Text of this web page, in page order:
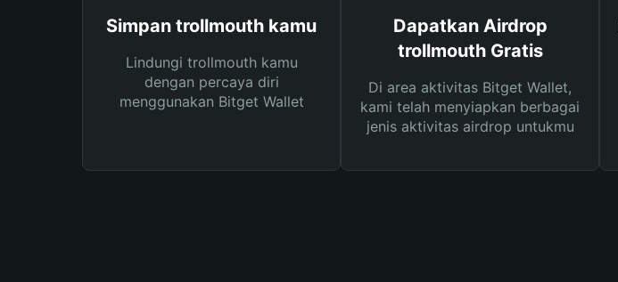
Simpan trollmouth kamu
Lindungi trollmouth kamu
dengan percaya diri
menggunakan Bitget Wallet
Dapatkan Airdrop
trollmouth Gratis
Di area aktivitas Bitget Wallet,
kami telah menyiapkan berbagai
jenis aktivitas airdrop untukmu